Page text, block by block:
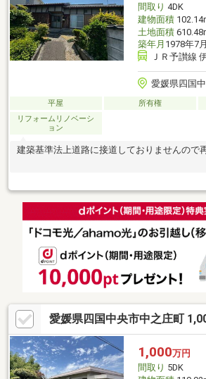
間取り 4DK
建物面積
土地面積
築年月 1978年7
ＪＲ予讃線
愛媛県四国
平屋 所有権
リフォームリノベーシ
ョン
建築基準法上道路に接道しておりませんので
愛媛県四国中央市中之庄町
1,000万円
間取り 5DK